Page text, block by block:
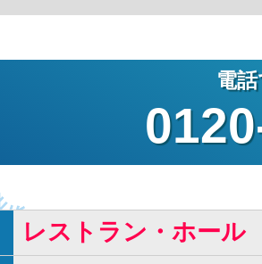
レストラン・ホール